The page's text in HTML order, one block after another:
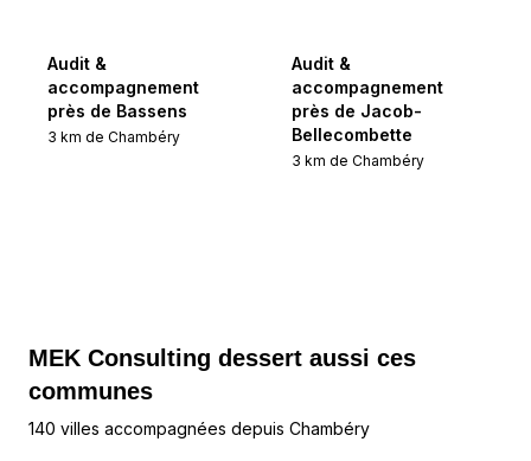
Audit &
accompagnement
près de Bassens
3 km de Chambéry
Audit &
accompagnement
près de Jacob-
Bellecombette
3 km de Chambéry
MEK Consulting dessert aussi ces
communes
140 villes accompagnées depuis Chambéry